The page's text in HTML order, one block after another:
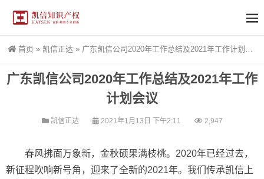
首页 » 凯信正达 » 广东凯信公司2020年工作总结及2021年工作计划会议
广东凯信公司2020年工作总结及2021年工作
计划会议
凯信正达 2021年1月13日 下午2:11 2,947
春风拂面万象新，金秋硕果满枝桃。2020年已经过去，
新征程吹响新号角，迎来了全新的2021年。我们传承凯信上